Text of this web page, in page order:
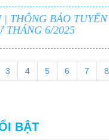
| THÔNG BÁO
THÁNG 6/2025
3 4 5 6 7 8
BẬT